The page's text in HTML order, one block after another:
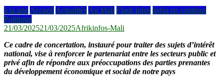
à la une Accueil Actualités Au Mali Flash infos Infos en continus
Politique
21/03/202521/03/2025Afrikinfos-Mali
Ce cadre de concertation, instauré pour traiter des sujets d’intérêt
national, vise à renforcer le partenariat entre les secteurs public et
privé afin de répondre aux préoccupations des parties prenantes
du développement économique et social de notre pays